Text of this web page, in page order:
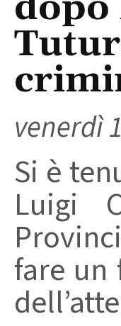
venerdì
Si è
Luigi
fare un